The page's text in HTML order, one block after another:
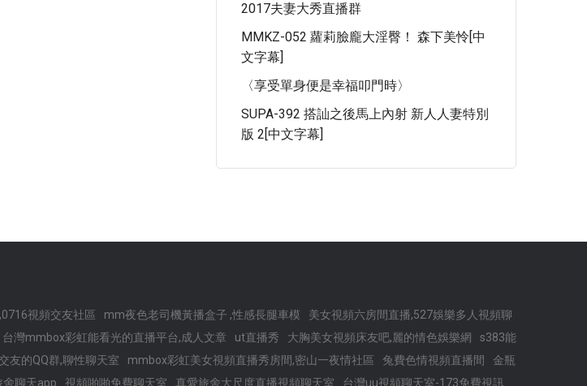
2017夫妻大秀直播群
MMKZ-052 蘿莉臉龐大淫臀！ 森下美怜[中
文字幕]
〈享受單身便是幸福叩門時〉
SUPA-392 搭訕之後馬上內射 新人人妻特別
版 2[中文字幕]
視頻交友社區 mm夜色老司機黃播盒子 ,性感長腿車模
美女視頻六房間直播,527娛樂多人視頻聊
台灣mmbox彩虹能看光的直播平台,成人文章 ut直播秀 大胸美女視頻床友吧,麗的情色娛樂網
s383能
友的QQ群,聊性聊天室 mmbox彩虹美女視頻直播秀房間,密山一夜情社區 兔費色情視頻直播間
金瓶
舍聊天app 視頻啪啪免費聊天室 真愛旅舍大尺度直播視頻聊天室 台灣uu視頻聊天室-173免費視訊